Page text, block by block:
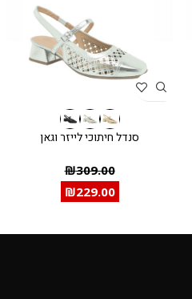
סנדל חיתוכי לייזר וגאן
₪309.00
₪229.00